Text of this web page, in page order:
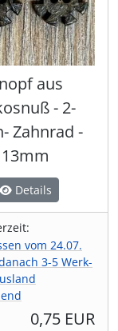
aus
- 2-
Zahnrad -
13mm
Details
vom 24.07.
3-5 Werk-
0,75 EUR